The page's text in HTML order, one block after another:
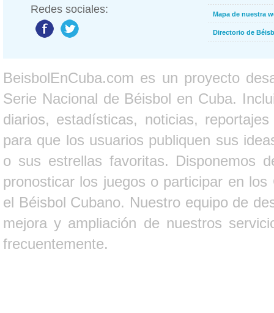
Redes sociales: Mapa de nuestra
Directorio de
BeisbolEnCuba.com es un proyecto
Serie Nacional de Béisbol en Cuba.
diarios, estadísticas, noticias,
para que los usuarios publiquen sus
o sus estrellas favoritas. Disponemos
pronosticar los juegos o participar en
el Béisbol Cubano. Nuestro equipo de
mejora y ampliación de nuestros
frecuentemente.